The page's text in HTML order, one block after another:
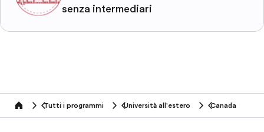
senza intermediari
home Tutti i programmi Università all'estero Canada